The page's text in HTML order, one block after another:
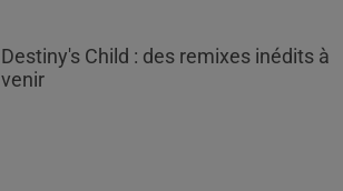
Destiny's Child : des remixes inédits à
venir